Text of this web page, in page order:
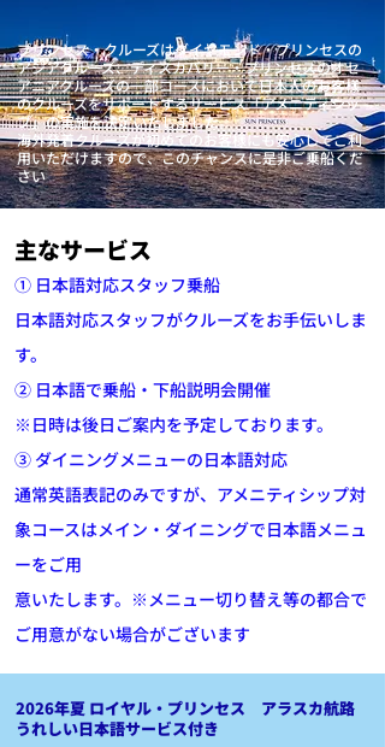
プリンセス・クルーズはダイヤモンド・プリンセスの
アジアクルーズ、ディスカバリー・プリンセスのオセ
アニアクルーズの一部コースにおいて日本人のお客様
のクルーズをサポートするサービス「アメニティシッ
プ」の実施を決定いたしました。
海外発着クルーズが初めてのお客様にも安心してご利
用いただけますので、このチャンスに是非ご乗船くだ
さい
主なサービス
① 日本語対応スタッフ乗船
日本語対応スタッフがクルーズをお手伝いしま
す。
② 日本語で乗船・下船説明会開催
※日時は後日ご案内を予定しております。
③ ダイニングメニューの日本語対応
通常英語表記のみですが、アメニティシップ対
象コースはメイン・ダイニングで日本語メニュ
ーをご用
意いたします。※メニュー切り替え等の都合で
ご用意がない場合がございます
2026年夏 ロイヤル・プリンセス アラスカ航路
うれしい日本語サービス付き